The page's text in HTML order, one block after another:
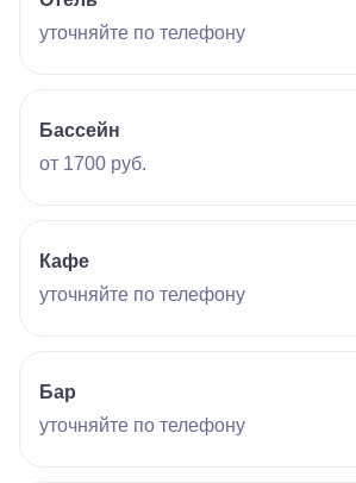
уточняйте по телефону
Бассейн
от 1700 руб.
Кафе
уточняйте по телефону
Бар
уточняйте по телефону